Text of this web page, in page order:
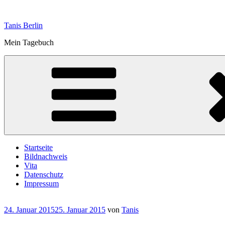
springen
Tanis Berlin
Mein Tagebuch
Startseite
Bildnachweis
Vita
Datenschutz
Impressum
Veröffentlicht
24. Januar 201525. Januar 2015 von Tanis